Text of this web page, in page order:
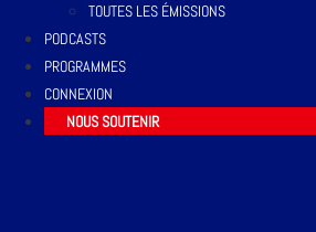
TOUTES LES ÉMISSIONS
PODCASTS
PROGRAMMES
CONNEXION
NOUS SOUTENIR